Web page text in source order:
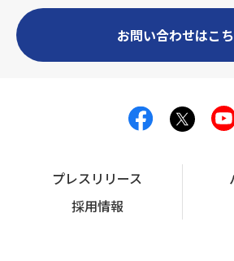
お問い合わせはこ
プレスリリース
採用情報